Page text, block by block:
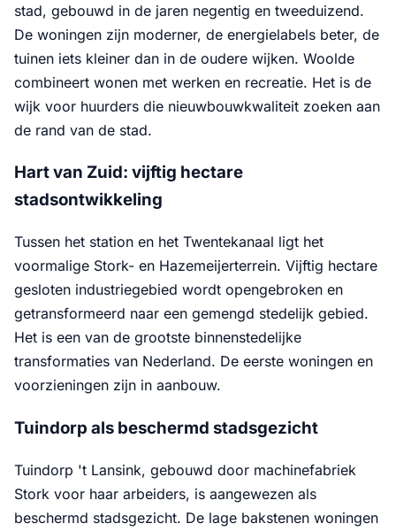
stad, gebouwd in de jaren negentig en tweeduizend.
De woningen zijn moderner, de energielabels beter, de
tuinen iets kleiner dan in de oudere wijken. Woolde
combineert wonen met werken en recreatie. Het is de
wijk voor huurders die nieuwbouwkwaliteit zoeken aan
de rand van de stad.
Hart van Zuid: vijftig hectare
stadsontwikkeling
Tussen het station en het Twentekanaal ligt het
voormalige Stork- en Hazemeijerterrein. Vijftig hectare
gesloten industriegebied wordt opengebroken en
getransformeerd naar een gemengd stedelijk gebied.
Het is een van de grootste binnenstedelijke
transformaties van Nederland. De eerste woningen en
voorzieningen zijn in aanbouw.
Tuindorp als beschermd stadsgezicht
Tuindorp 't Lansink, gebouwd door machinefabriek
Stork voor haar arbeiders, is aangewezen als
beschermd stadsgezicht. De lage bakstenen woningen